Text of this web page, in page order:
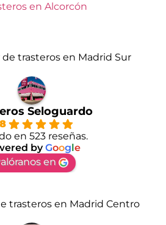
en Alcorcón
trasteros en Madrid Sur
Seloguardo
en 523 reseñas.
byGoogle
en
trasteros en Madrid Centro